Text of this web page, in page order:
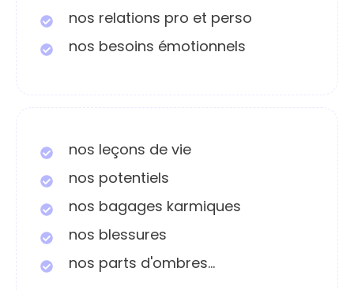
nos relations pro et perso
nos besoins émotionnels
nos leçons de vie
nos potentiels
nos bagages karmiques
nos blessures
nos parts d'ombres...